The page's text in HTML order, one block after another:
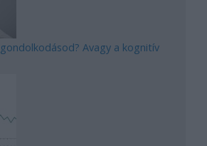
Avagy a kognitív